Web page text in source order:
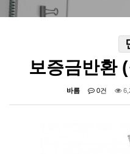
보증금반환
바름 0건